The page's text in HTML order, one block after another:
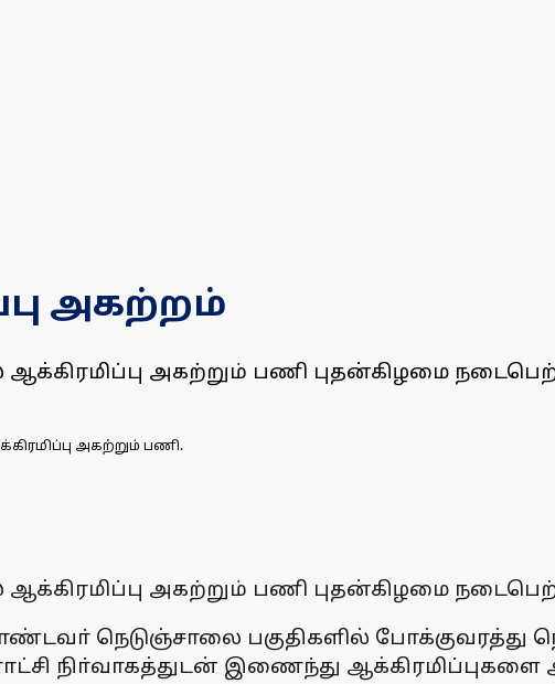
அகற்றம்
அகற்றும் பணி புதன்கிழமை
அகற்றும் பணி.
அகற்றும் பணி புதன்கிழமை
நெடுஞ்சாலை பகுதிகளில் போக்குவரத்து
நிா்வாகத்துடன் இணைந்து